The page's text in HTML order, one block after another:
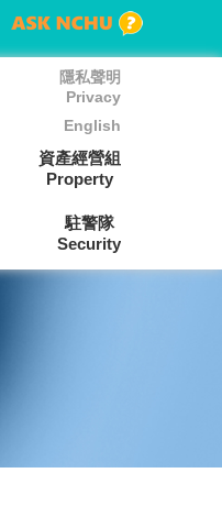
隱私聲明
Privacy
English
資產經營組
Property
駐警隊
Security